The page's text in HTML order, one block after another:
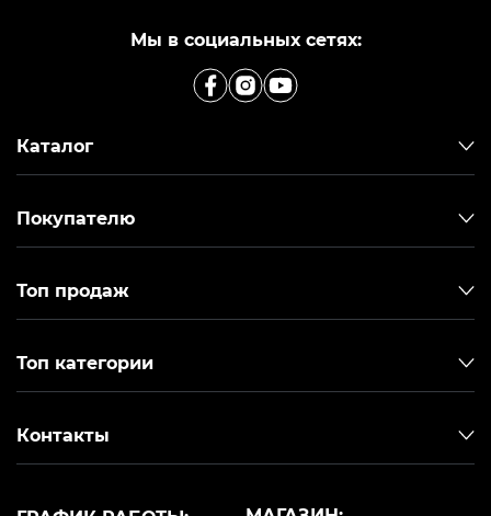
Мы в социальных сетях:
Каталог
Покупателю
Топ продаж
Топ категории
Контакты